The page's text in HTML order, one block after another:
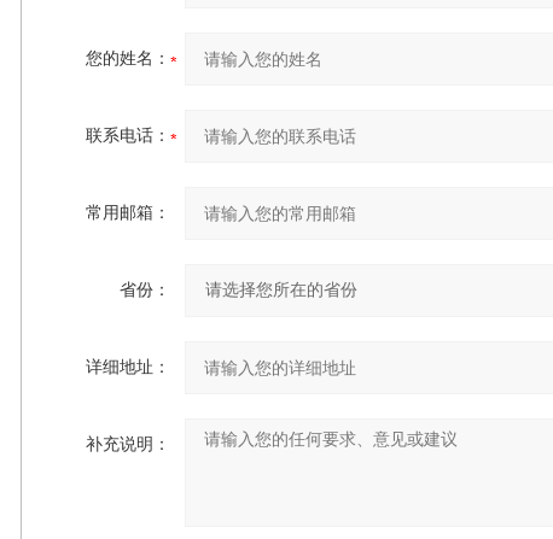
您的姓名：
联系电话：
常用邮箱：
省份：
详细地址：
补充说明：